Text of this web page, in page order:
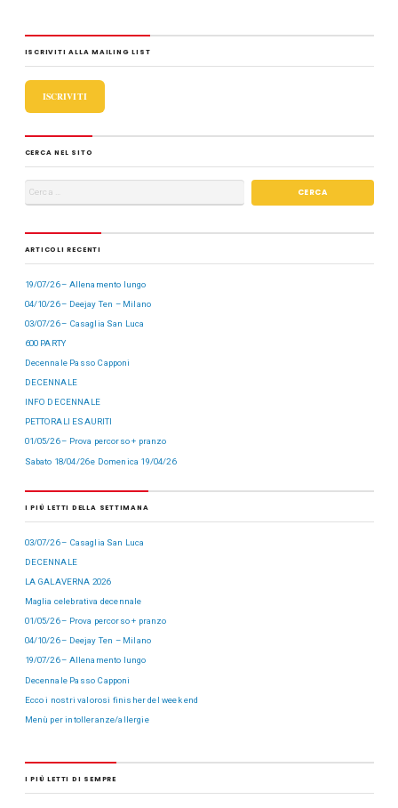
b
o
o
k
d
o
n
vi
di
ISCRIVITI ALLA MAILING LIST
ISCRIVITI
CERCA NEL SITO
ARTICOLI RECENTI
19/07/26 – Allenamento lungo
04/10/26 – Deejay Ten – Milano
03/07/26 – Casaglia San Luca
600 PARTY
Decennale Passo Capponi
DECENNALE
INFO DECENNALE
PETTORALI ESAURITI
01/05/26 – Prova percorso + pranzo
Sabato 18/04/26 e Domenica 19/04/26
I PIÙ LETTI DELLA SETTIMANA
03/07/26 – Casaglia San Luca
DECENNALE
LA GALAVERNA 2026
Maglia celebrativa decennale
01/05/26 – Prova percorso + pranzo
04/10/26 – Deejay Ten – Milano
19/07/26 – Allenamento lungo
Decennale Passo Capponi
Ecco i nostri valorosi finisher del week end
Menù per intolleranze/allergie
I PIÙ LETTI DI SEMPRE